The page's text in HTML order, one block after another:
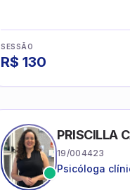
SESSÃO
R$ 130
PRISCILLA
19/004423
Psicóloga